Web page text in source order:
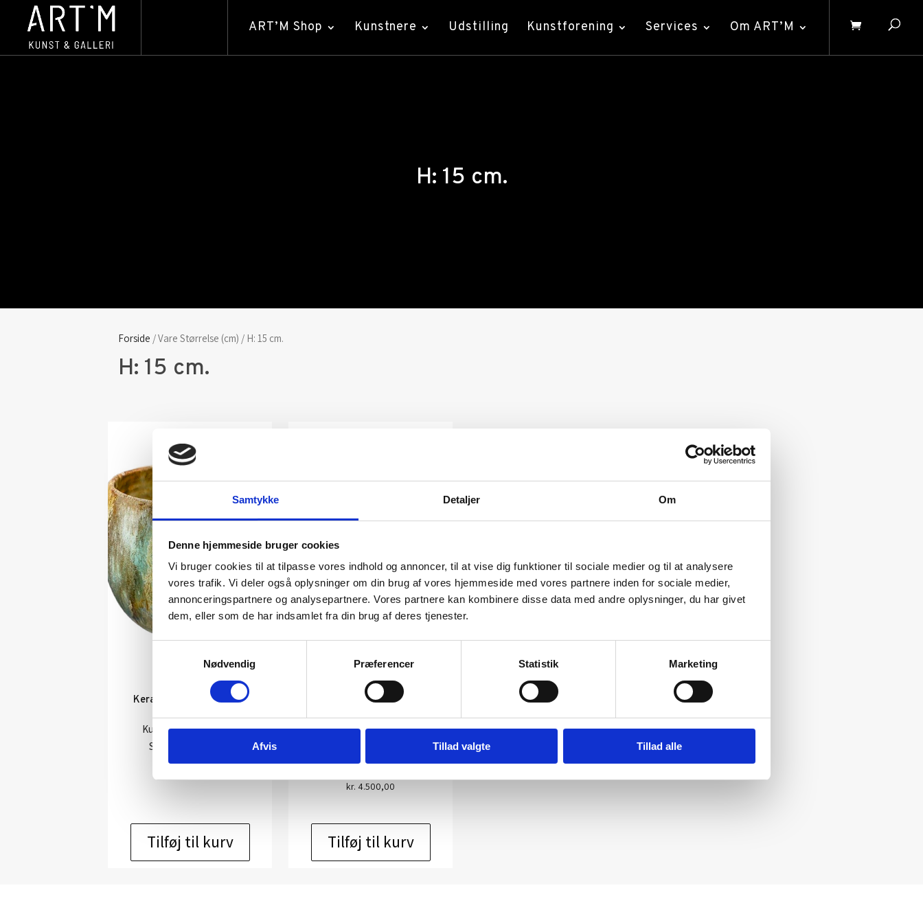
Samtykke Detaljer Om
Denne hjemmeside bruger cookies
Vi bruger cookies til at tilpasse vores indhold og annoncer, til at vise dig funktioner til sociale medier og til at analysere
vores trafik. Vi deler også oplysninger om din brug af vores hjemmeside med vores partnere inden for sociale medier,
annonceringspartnere og analysepartnere. Vores partnere kan kombinere disse data med andre oplysninger, du har givet
dem, eller som de har indsamlet fra din brug af deres tjenester.
Nødvendig
Præferencer Statistik Marketing
Afvis Tillad valgte Tillad alle
ART’M Shop Kunstnere Udstilling Kunstforening Services Om ART’M
H: 15 cm.
Forside / Vare Størrelse (cm) / H: 15 cm.
H: 15 cm.
Keramik af Aage Würtz:
Kunstner: Aage Würtz
Størrelse:
Tilføj til kurv
Skulptur af Flemming Holm:
Kunstner: Flemming Holm –
Størrelse: H: 15 cm.
kr. 4.500,00
Tilføj til kurv